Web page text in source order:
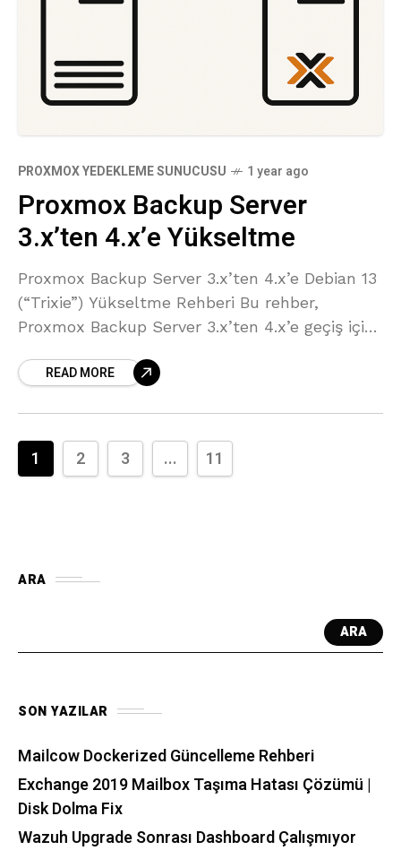
PROXMOX YEDEKLEME SUNUCUSU 1 year ago
Proxmox Backup Server
3.x’ten 4.x’e Yükseltme
Proxmox Backup Server 3.x’ten 4.x’e Debian 13
(“Trixie”) Yükseltme Rehberi Bu rehber,
Proxmox Backup Server 3.x’ten 4.x’e geçiş için
geçiş adımlarını içerir. 1. Hazırlık
READ MORE
1 2 3 ... 11
ARA
ARA
SON YAZILAR
Mailcow Dockerized Güncelleme Rehberi
Exchange 2019 Mailbox Taşıma Hatası Çözümü |
Disk Dolma Fix
Wazuh Upgrade Sonrası Dashboard Çalışmıyor